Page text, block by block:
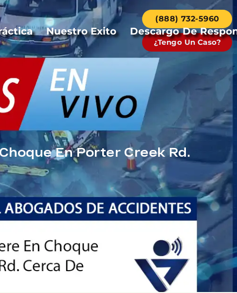
Nuestro Exito Descargo De
(888) 732-5960
¿Tengo Un Caso?
En Porter Creek Rd.